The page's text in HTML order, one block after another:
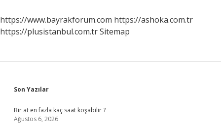
https://www.bayrakforum.com https://ashoka.com.tr
https://plusistanbul.com.trSitemap
Sidebar
Son Yazılar
Bir at en fazla kaç saat koşabilir ?
Ağustos 6, 2026